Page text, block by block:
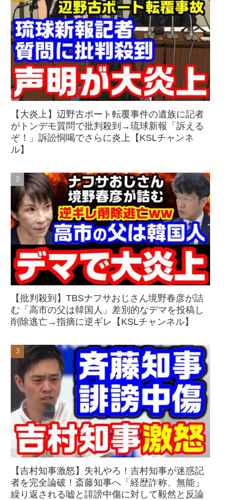
【大炎上】辺野古ボート転覆事件の遺族に記者
がトンデモ質問で批判殺到→琉球新報「訴える
ぞ！」訴訟恫喝でさらに炎上【KSLチャンネ
ル】
【批判殺到】TBSナフサおじさん境野春彦が詰
む「高市の父は韓国人」差別的なデマを投稿し
削除逃亡→指摘に逆ギレ【KSLチャンネル】
【吉村知事激怒】失礼やろ！吉村知事が迷惑記
者を完全論破！斎藤知事へ「経歴詐称、無能」
繰り返される嘘と誹謗中傷に対して毅然と反論